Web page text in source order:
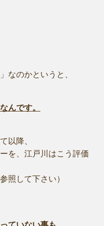
なのかというと、
んです。
以降、
を、江戸川はこう評価
照して下さい）